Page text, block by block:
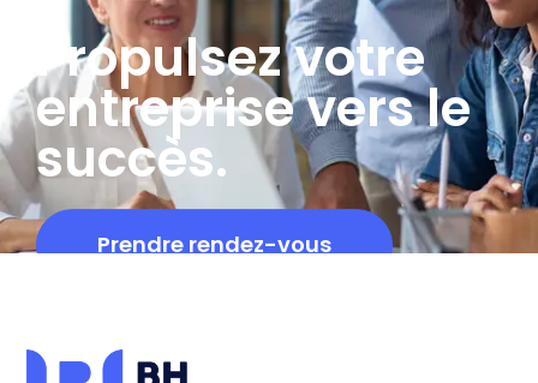
Propulsez votre
entreprise vers le
succès.
Prendre rendez-vous